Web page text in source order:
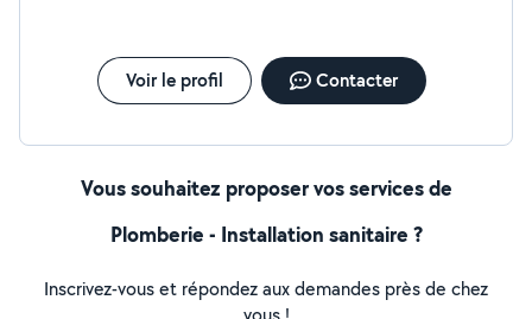
Voir le profil Contacter
Vous souhaitez proposer vos services de
Plomberie - Installation sanitaire ?
Inscrivez-vous et répondez aux demandes près de chez